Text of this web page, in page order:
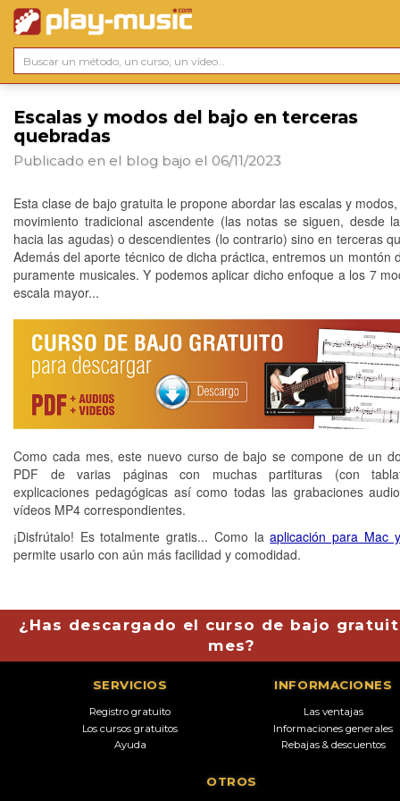
Escalas y modos del bajo en terceras
quebradas
Publicado en el blog bajo el 06/11/2023
Esta clase de bajo gratuita le propone abordar las escalas y
movimiento tradicional ascendente (las notas se siguen, desde
hacia las agudas) o descendientes (lo contrario) sino en terceras
Además del aporte técnico de dicha práctica, entremos un montón
puramente musicales. Y podemos aplicar dicho enfoque a los 7
escala mayor...
Como cada mes, este nuevo curso de bajo se compone de un
PDF de varias páginas con muchas partituras (con
explicaciones pedagógicas así como todas las grabaciones
vídeos MP4 correspondientes.
¡Disfrútalo! Es totalmente gratis... Como laaplicación para Mac
permite usarlo con aún más facilidad y comodidad.
¿Has descargado el curso de bajo
mes?
SERVICIOS
Registro gratuito
Los cursos gratuitos
Ayuda
INFORMACIONES
Las ventajas
Informaciones generales
Rebajas & descuentos
OTROS